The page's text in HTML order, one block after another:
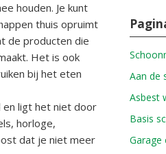
houden. Je kunt
thuis opruimt
de producten die
Het is ook
bij het eten
en ligt het niet door
horloge,
dat je niet meer
Aan de
Asbest
Basis
Garage